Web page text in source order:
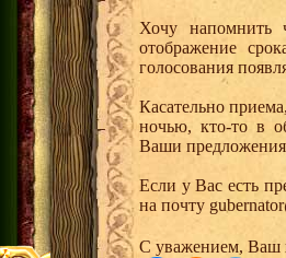
Хочу напомнить
отображение
голосования
Касательно
ночью, кто-то в
Ваши
Если у Вас есть
на почту
С уважением, Ваш